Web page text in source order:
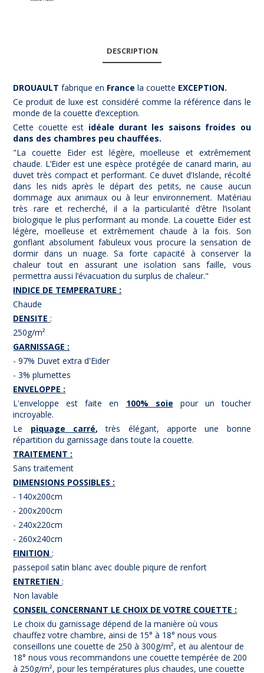
DESCRIPTION
DROUAULT fabrique en France la couette EXCEPTION.
Ce produit de luxe est considéré comme la référence dans le
monde de la couette d’exception.
Cette couette est idéale durant les saisons froides ou
dans des chambres peu chauffées.
"La couette Eider est légère, moelleuse et extrêmement
chaude. L’Eider est une espèce protégée de canard marin, au
duvet très compact et performant. Ce duvet d’Islande, récolté
dans les nids après le départ des petits, ne cause aucun
dommage aux animaux ou à leur environnement. Matériau
très rare et recherché, il a la particularité d’être l’isolant
biologique le plus performant au monde. La couette Eider est
légère, moelleuse et extrêmement chaude à la fois. Son
gonflant absolument fabuleux vous procure la sensation de
dormir dans un nuage. Sa forte capacité à conserver la
chaleur tout en assurant une isolation sans faille, vous
permettra aussi l’évacuation du surplus de chaleur."
INDICE DE TEMPERATURE :
Chaude
DENSITE :
250g/m²
GARNISSAGE :
- 97% Duvet extra d'Eider
- 3% plumettes
ENVELOPPE :
L'enveloppe est faite en 100% soie pour un toucher
incroyable.
Le piquage carré, très élégant, apporte une bonne
répartition du garnissage dans toute la couette.
TRAITEMENT :
Sans traitement
DIMENSIONS POSSIBLES :
- 140x200cm
- 200x200cm
- 240x220cm
- 260x240cm
FINITION :
passepoil satin blanc avec double piqure de renfort
ENTRETIEN :
Non lavable
CONSEIL CONCERNANT LE CHOIX DE VOTRE COUETTE :
Le choix du garnissage dépend de la manière où vous
chauffez votre chambre, ainsi de 15° à 18° nous vous
conseillons une couette de 250 à 300g/m², et au alentour de
18° nous vous recommandons une couette tempérée de 200
à 250g/m², pour les températures plus chaudes, une couette